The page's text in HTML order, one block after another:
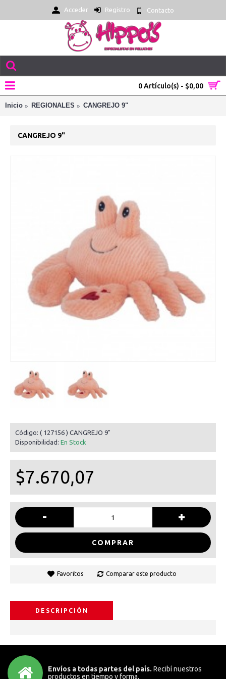
Acceder Registro Contacto
0 Artículo(s) - $0,00
Inicio REGIONALES CANGREJO 9"
CANGREJO 9"
Código: ( 127156 ) CANGREJO 9"
Disponibilidad: En Stock
$7.670,07
- +
COMPRAR
Favoritos Comparar este producto
DESCRIPCIÓN
Envíos a todas partes del país. Recibí nuestros
productos en tiempo y forma.